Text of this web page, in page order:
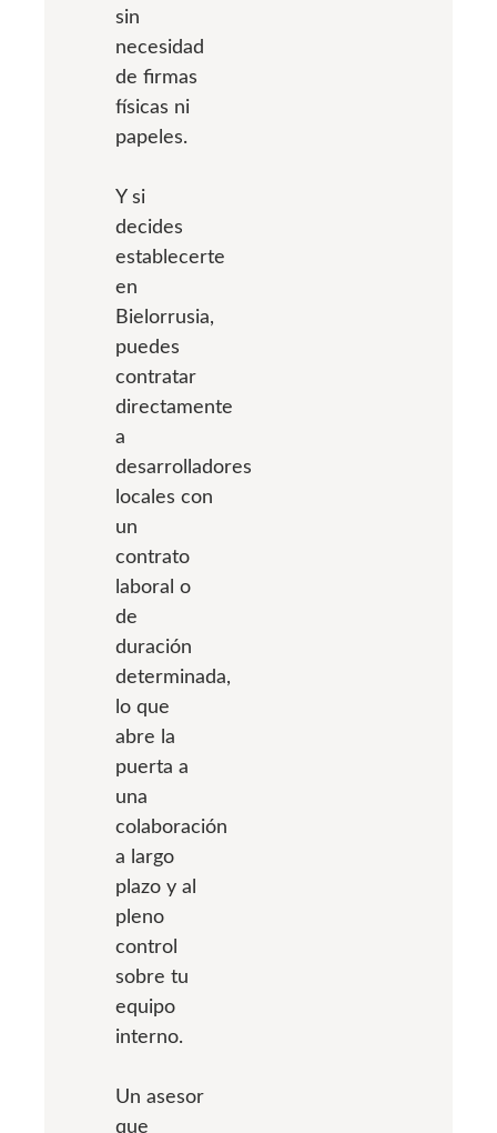
sin
necesidad
de firmas
físicas ni
papeles.
Y si
decides
establecerte
en
Bielorrusia,
puedes
contratar
directamente
a
desarrolladores
locales con
un
contrato
laboral o
de
duración
determinada,
lo que
abre la
puerta a
una
colaboración
a largo
plazo y al
pleno
control
sobre tu
equipo
interno.
Un asesor
que